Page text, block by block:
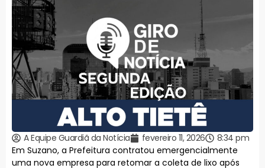
A Equipe Guardiã da Notícia fevereiro 11, 2026
8:34 pm
Em Suzano, a Prefeitura contratou emergencialmente
uma nova empresa para retomar a coleta de lixo após